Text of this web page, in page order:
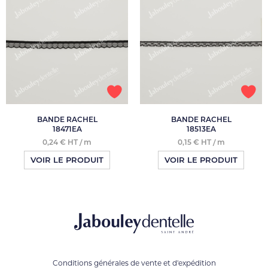
BANDE RACHEL
18471EA
0,24 € HT / m
VOIR LE PRODUIT
BANDE RACHEL
18513EA
0,15 € HT / m
VOIR LE PRODUIT
Conditions générales de vente et d'expédition